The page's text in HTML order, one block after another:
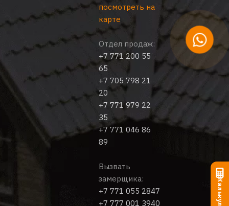
посмотреть на
карте
Отдел продаж:
+7 771 200 55
65
+7 705 798 21
20
+7 771 979 22
35
+7 771 046 86
89
Вызвать
замерщика:
+7 771 055 2847
+7 777 001 3940